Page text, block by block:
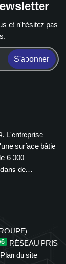
et n'hésitez pas
S'abonner
L'entreprise
surface bâtie
6 000
de
les produits
électriques
Nos produits
de
Le groupe
et figure
RÉSEAU PRIS
Plan du site